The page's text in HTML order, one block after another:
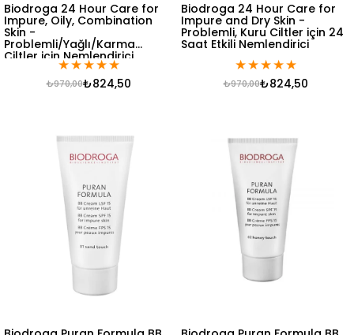
Biodroga 24 Hour Care for
Impure, Oily, Combination
Skin -
Problemli/Yağlı/Karma
Ciltler için Nemlendirici
★★★★★
₺824,50
₺970,00
Biodroga 24 Hour Care for
Impure and Dry Skin -
Problemli, Kuru Ciltler için 24
Saat Etkili Nemlendirici
★★★★★
₺824,50
₺970,00